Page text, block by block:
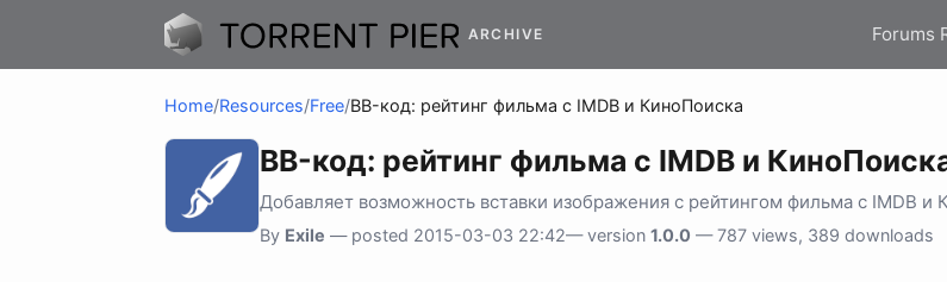
ARCHIVE Forums
Home/Resources/Free/BB-код: рейтинг фильма с IMDB и КиноПоиска
BB-код: рейтинг фильма с IMDB и
Добавляет возможность вставки изображения с рейтингом фильма с IMDB и
By Exile — posted 2015-03-03 22:42— version 1.0.0 — 787 views, 389 downloads